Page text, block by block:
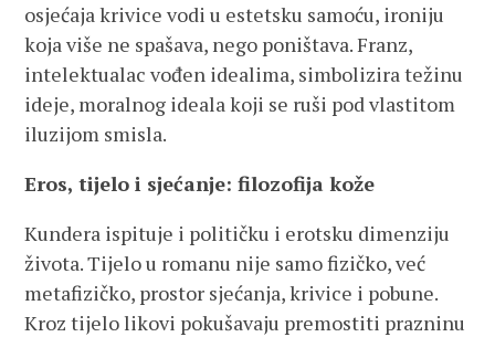
osjećaja krivice vodi u estetsku samoću, ironiju
koja više ne spašava, nego poništava. Franz,
intelektualac vođen idealima, simbolizira težinu
ideje, moralnog ideala koji se ruši pod vlastitom
iluzijom smisla.
Eros, tijelo i sjećanje: filozofija kože
Kundera ispituje i političku i erotsku dimenziju
života. Tijelo u romanu nije samo fizičko, već
metafizičko, prostor sjećanja, krivice i pobune.
Kroz tijelo likovi pokušavaju premostiti prazninu